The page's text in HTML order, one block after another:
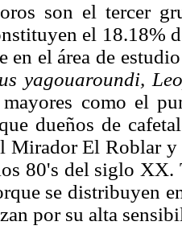
son el tercer
el 18.18%
en el área de
yagouaroundi,
mayores como el
dueños de
Mirador El Roblar
80's del siglo XX.
se distribuyen
por su alta